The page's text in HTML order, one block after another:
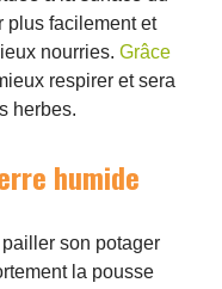
plus facilement et
nourries.Grâce
respirer et sera
herbes.
humide
son potager
la pousse